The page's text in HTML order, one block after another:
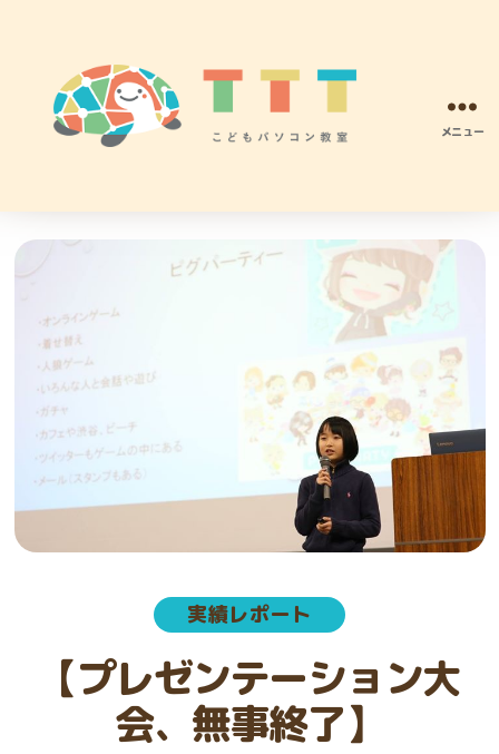
ど
も
コ
ン
プ
ロ
グ
ラ
ミ
ン
グ
室
メニュー
カ
テ
リ
ー
実績レポート
【プレゼンテーション大
会、無事終了】